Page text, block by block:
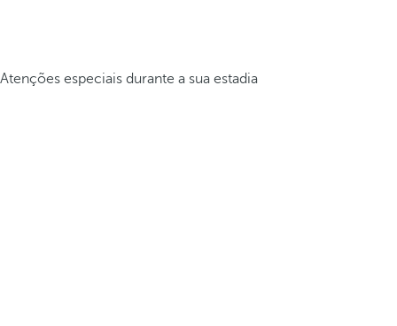
Atenções especiais durante a sua estadia